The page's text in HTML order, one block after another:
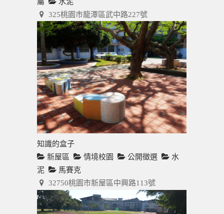
屬
水泥
325桃園市龍潭區武中路227號
知識的盒子
新屋區
情境校園 公開徵選
水
泥
馬賽克
32750桃園市新屋區中興路113號